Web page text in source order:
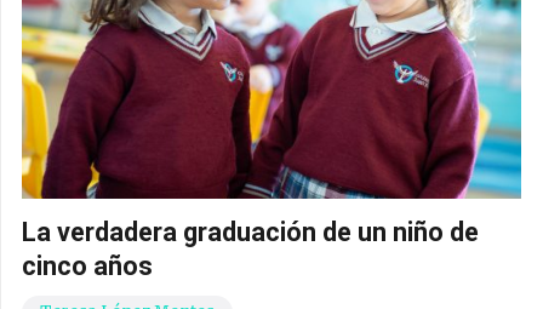
La verdadera graduación de un niño de
cinco años